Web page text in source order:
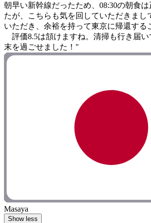
朝早い新幹線だったため、08:30の朝食
たが、こちらも気を回していただきまし
いただき、余裕を持って東京に帰還する
評価8.5は頷けますね。清掃も行き届い
末を過ごせました！"
Masaya
Show less